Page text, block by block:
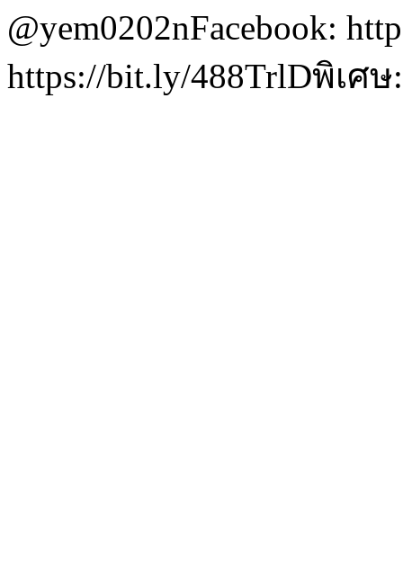
@yem0202nFacebook:
https://bit.ly/488TrlDพิเ